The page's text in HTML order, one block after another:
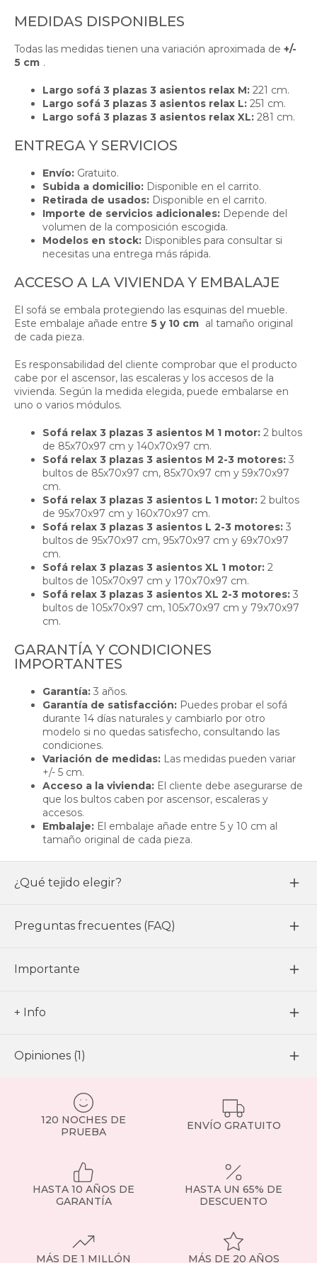
MEDIDAS DISPONIBLES
Todas las medidas tienen una variación aproximada de +/-
5 cm .
Largo sofá 3 plazas 3 asientos relax M: 221 cm.
Largo sofá 3 plazas 3 asientos relax L: 251 cm.
Largo sofá 3 plazas 3 asientos relax XL: 281 cm.
ENTREGA Y SERVICIOS
Envío: Gratuito.
Subida a domicilio: Disponible en el carrito.
Retirada de usados: Disponible en el carrito.
Importe de servicios adicionales: Depende del
volumen de la composición escogida.
Modelos en stock: Disponibles para consultar si
necesitas una entrega más rápida.
ACCESO A LA VIVIENDA Y EMBALAJE
El sofá se embala protegiendo las esquinas del mueble.
Este embalaje añade entre 5 y 10 cm al tamaño original
de cada pieza.
Es responsabilidad del cliente comprobar que el producto
cabe por el ascensor, las escaleras y los accesos de la
vivienda. Según la medida elegida, puede embalarse en
uno o varios módulos.
Sofá relax 3 plazas 3 asientos M 1 motor: 2 bultos
de 85x70x97 cm y 140x70x97 cm.
Sofá relax 3 plazas 3 asientos M 2-3 motores: 3
bultos de 85x70x97 cm, 85x70x97 cm y 59x70x97
cm.
Sofá relax 3 plazas 3 asientos L 1 motor: 2 bultos
de 95x70x97 cm y 160x70x97 cm.
Sofá relax 3 plazas 3 asientos L 2-3 motores: 3
bultos de 95x70x97 cm, 95x70x97 cm y 69x70x97
cm.
Sofá relax 3 plazas 3 asientos XL 1 motor: 2
bultos de 105x70x97 cm y 170x70x97 cm.
Sofá relax 3 plazas 3 asientos XL 2-3 motores: 3
bultos de 105x70x97 cm, 105x70x97 cm y 79x70x97
cm.
GARANTÍA Y CONDICIONES
IMPORTANTES
Garantía: 3 años.
Garantía de satisfacción: Puedes probar el sofá
durante 14 días naturales y cambiarlo por otro
modelo si no quedas satisfecho, consultando las
condiciones.
Variación de medidas: Las medidas pueden variar
+/- 5 cm.
Acceso a la vivienda: El cliente debe asegurarse de
que los bultos caben por ascensor, escaleras y
accesos.
Embalaje: El embalaje añade entre 5 y 10 cm al
tamaño original de cada pieza.
¿Qué tejido elegir?
Preguntas frecuentes (FAQ)
Importante
+ Info
Opiniones (1)
120 NOCHES DE
PRUEBA
ENVÍO GRATUITO
HASTA 10 AÑOS DE
GARANTÍA
HASTA UN 65% DE
DESCUENTO
MÁS DE 1 MILLÓN
MÁS DE 20 AÑOS